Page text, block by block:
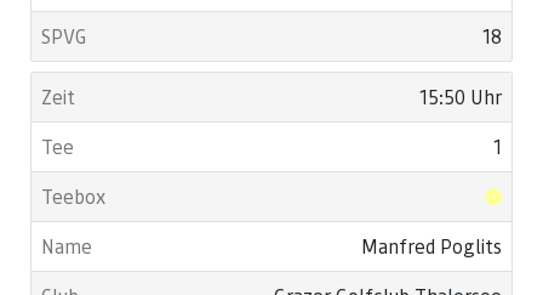
18
15:50 Uhr
1
Manfred Poglits